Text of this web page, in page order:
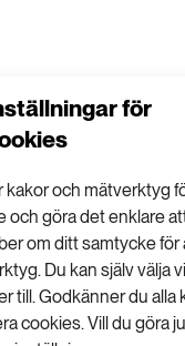
för
kakor och mätverktyg
och göra det enklare
om ditt samtycke för
Du kan själv välja
till. Godkänner du alla
cookies. Vill du göra
större
trott